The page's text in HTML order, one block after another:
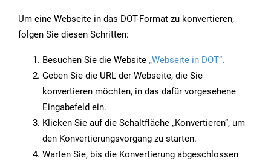
Um eine Webseite in das DOT-Format zu konvertieren,
folgen Sie diesen Schritten:
Besuchen Sie die Website „Webseite in DOT“.
Geben Sie die URL der Webseite, die Sie
konvertieren möchten, in das dafür vorgesehene
Eingabefeld ein.
Klicken Sie auf die Schaltfläche „Konvertieren“, um
den Konvertierungsvorgang zu starten.
Warten Sie, bis die Konvertierung abgeschlossen